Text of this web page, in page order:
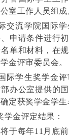
室工作人员组成
交流学院国际
申请条件进行
单和材料，在
金评审委员会。
际学生奖学金
办公室提供的
定获奖学金学生
学金评定结果：
将于每年11月底